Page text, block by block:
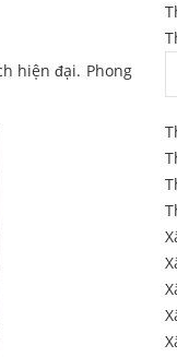
hiện đại. Phong